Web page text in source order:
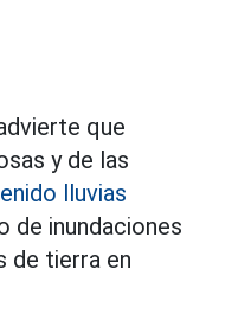
que
y de las
lluvias
de inundaciones
de tierra en